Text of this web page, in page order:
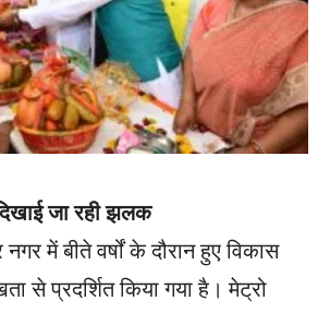
जा रही झलक
में बीते वर्षों के दौरान हुए विकास
से प्रदर्शित किया गया है। मेट्रो